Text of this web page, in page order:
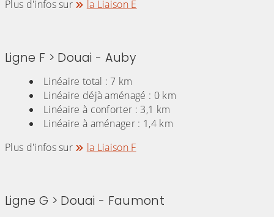
Plus d'infos sur
la Liaison E
Ligne F > Douai - Auby
Linéaire total : 7 km
Linéaire déjà aménagé : 0 km
Linéaire à conforter : 3,1 km
Linéaire à aménager : 1,4 km
Plus d'infos sur
la Liaison F
Ligne G > Douai - Faumont